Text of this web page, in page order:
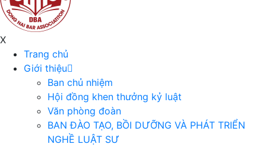
X
Trang chủ
Giới thiệu
Ban chủ nhiệm
Hội đồng khen thưởng kỷ luật
Văn phòng đoàn
BAN ĐÀO TẠO, BỒI DƯỠNG VÀ PHÁT TRIỂN
NGHỀ LUẬT SƯ